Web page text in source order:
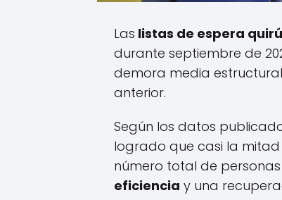
Las listas de espera
durante septiembre de
demora media
anterior.
Según los datos
logrado que casi la mitad
número total de
eficiencia y una